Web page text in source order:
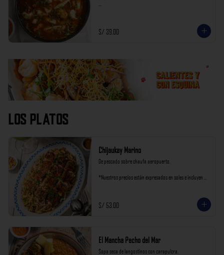
S/ 39.00
Los Platos
Chijaukay Marino
De pescado sobre chaufa aeropuerto.
*Nuestros precios están expresados en soles e incluyen
S/ 53.00
El Mancha Pecho del Mar
Sopa seca de langostinos con carapulcra.